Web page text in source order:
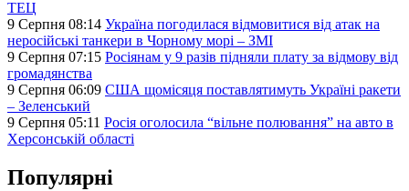
ТЕЦ
9 Серпня 08:14 Україна погодилася відмовитися від атак на
неросійські танкери в Чорному морі – ЗМІ
9 Серпня 07:15 Росіянам у 9 разів підняли плату за відмову від
громадянства
9 Серпня 06:09 США щомісяця поставлятимуть Україні ракети
– Зеленський
9 Серпня 05:11 Росія оголосила “вільне полювання” на авто в
Херсонській області
Популярні